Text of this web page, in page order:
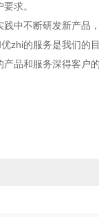
求。
不断研发新产品
zhi的服务是我们的
品和服务深得客户